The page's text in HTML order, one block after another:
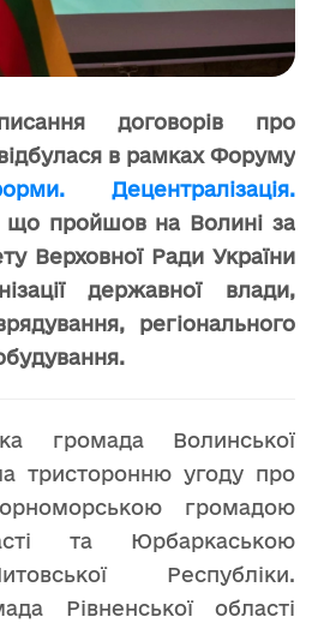
договорів про
в рамках Форуму
Децентралізація.
що пройшов на Волині за
Верховної Ради України
державної влади,
регіонального
громада Волинської
тристоронню угоду про
громадою
та Юрбаркаською
Республіки.
Рівненської області